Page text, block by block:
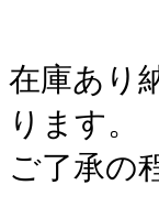
在庫あり
ります。
ご了承の